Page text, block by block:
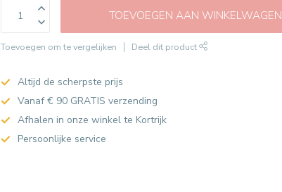
TOEVOEGEN AAN WINKELWAGEN
Toevoegen om te vergelijken Deel dit product
Altijd de scherpste prijs
Vanaf € 90 GRATIS verzending
Afhalen in onze winkel te Kortrijk
Persoonlijke service